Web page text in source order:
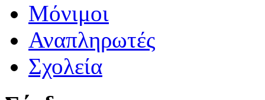
Μόνιμοι
Αναπληρωτές
Σχολεία